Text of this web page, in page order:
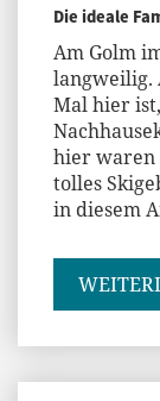
Die ideale
Am Golm
langweilig.
Mal hier
hier waren
tolles
in diesem